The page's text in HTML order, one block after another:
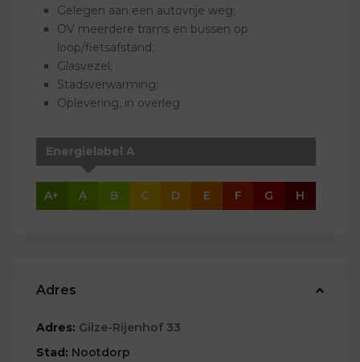
Gelegen aan een autovrije weg;
OV meerdere trams en bussen op
loop/fietsafstand;
Glasvezel;
Stadsverwarming;
Oplevering, in overleg
A+
Energielabel A
A B C D E F G H
Adres
Adres: Gilze-Rijenhof 33
Stad: Nootdorp